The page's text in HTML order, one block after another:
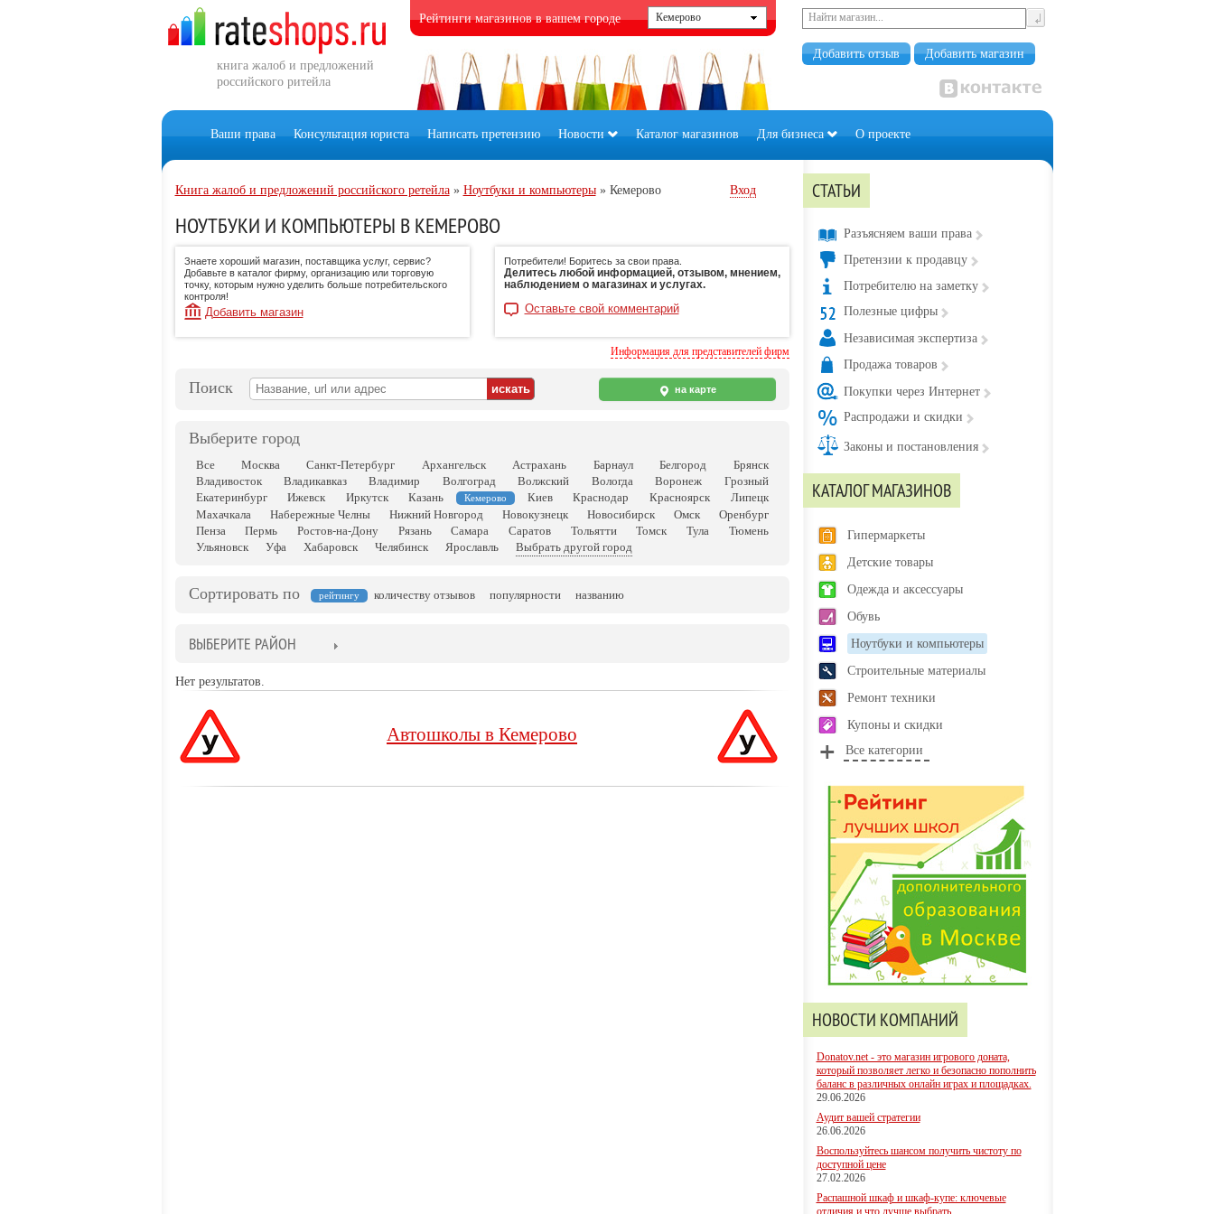
книга жалоб и предложений
российского ритейла
Рейтинги магазинов в вашем городе
Добавить отзыв Добавить магазин
Ваши права Консультация юриста Написать претензию Новости Каталог магазинов Для бизнеса О проекте
Книга жалоб и предложений российского ретейла» Ноутбуки и компьютеры» Кемерово Вход
НОУТБУКИ И КОМПЬЮТЕРЫ В КЕМЕРОВО
Знаете хороший магазин, поставщика услуг, сервис?
Добавьте в каталог фирму, организацию или торговую
точку, которым нужно уделить больше потребительского
контроля!
Добавить магазин
Потребители! Боритесь за свои права.
Делитесь любой информацией, отзывом, мнением,
наблюдением о магазинах и услугах.
Оставьте свой комментарий
Информация для представителей фирм
Поиск на карте
Выберите город
Все Москва Санкт-Петербург Архангельск Астрахань Барнаул Белгород
Брянск
Владивосток
Владикавказ Владимир Волгоград Волжский Вологда Воронеж
Грозный
Екатеринбург
Ижевск Иркутск Казань Кемерово Киев Краснодар Красноярск
Липецк
Махачкала
Набережные Челны Нижний Новгород Новокузнецк Новосибирск Омск
Оренбург
Пенза
Пермь Ростов-на-Дону Рязань Самара Саратов Тольятти Томск Тула
Тюмень
Ульяновск
Уфа Хабаровск Челябинск Ярославль Выбрать другой город
Сортировать по рейтингу количеству отзывов популярности названию
ВЫБЕРИТЕ РАЙОН
Нет результатов.
Автошколы в Кемерово
СТАТЬИ
Разъясняем ваши права
Претензии к продавцу
Потребителю на заметку
Полезные цифры
Независимая экспертиза
Продажа товаров
Покупки через Интернет
Распродажи и скидки
Законы и постановления
КАТАЛОГ МАГАЗИНОВ
Гипермаркеты
Детские товары
Одежда и аксессуары
Обувь
Ноутбуки и компьютеры
Строительные материалы
Ремонт техники
Купоны и скидки
Все категории
НОВОСТИ КОМПАНИЙ
Donatov.net - это магазин игрового доната,
который позволяет легко и безопасно пополнить
баланс в различных онлайн играх и площадках.
29.06.2026
Аудит вашей стратегии
26.06.2026
Воспользуйтесь шансом получить чистоту по
доступной цене
27.02.2026
Распашной шкаф и шкаф-купе: ключевые
отличия и что лучше выбрать